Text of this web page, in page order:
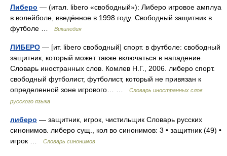
Либеро — (итал. libero «свободный»): Либеро игровое амплуа
в волейболе, введённое в 1998 году. Свободный защитник в
футболе …
Википедия
ЛИБЕРО — [ит. libero свободный] спорт. в футболе: свободный
защитник, который может также включаться в нападение.
Словарь иностранных слов. Комлев Н.Г., 2006. либеро спорт.
свободный футболист, футболист, который не привязан к
определенной зоне игрового… …
Словарь иностранных слов
русского языка
либеро — защитник, игрок, чистильщик Словарь русских
синонимов. либеро сущ., кол во синонимов: 3 • защитник (49) •
игрок …
Словарь синонимов